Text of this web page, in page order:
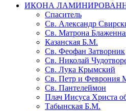
ИКОНА
Спаситель
Св. Александр
Св. Матрона
Казанская Б.М.
Св. Феофан Затворник
Св. Николай
Св. Лука Крымский
Св. Петр и Феврония
Св. Пантелеймон
Плач Иисуса Христа
Табынская Б.М.